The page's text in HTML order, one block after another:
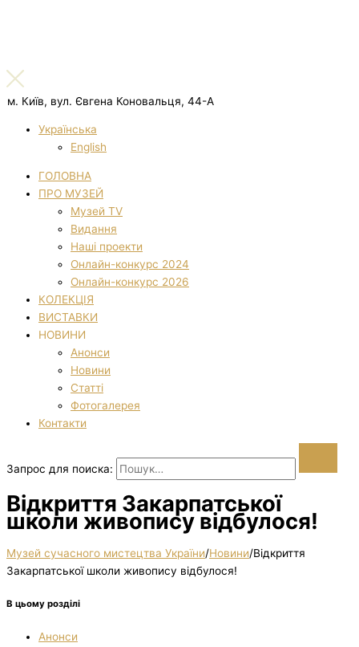
м. Київ, вул. Євгена Коновальця, 44-А
Українська
English
ГОЛОВНА
ПРО МУЗЕЙ
Музей TV
Видання
Наші проекти
Онлайн-конкурс 2024
Онлайн-конкурс 2026
КОЛЕКЦІЯ
ВИСТАВКИ
НОВИНИ
Анонси
Новини
Статті
Фотогалерея
Контакти
Запрос для поиска:
Відкриття Закарпатської
школи живопису відбулося!
Музей сучасного мистецтва України/Новини/Відкриття
Закарпатської школи живопису відбулося!
В цьому розділі
Анонси